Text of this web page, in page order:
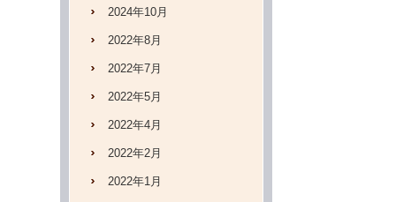
2024年10月
2022年8月
2022年7月
2022年5月
2022年4月
2022年2月
2022年1月